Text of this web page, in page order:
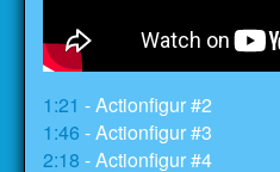
1:21 - Actionfigur #2
1:46 - Actionfigur #3
2:18 - Actionfigur #4